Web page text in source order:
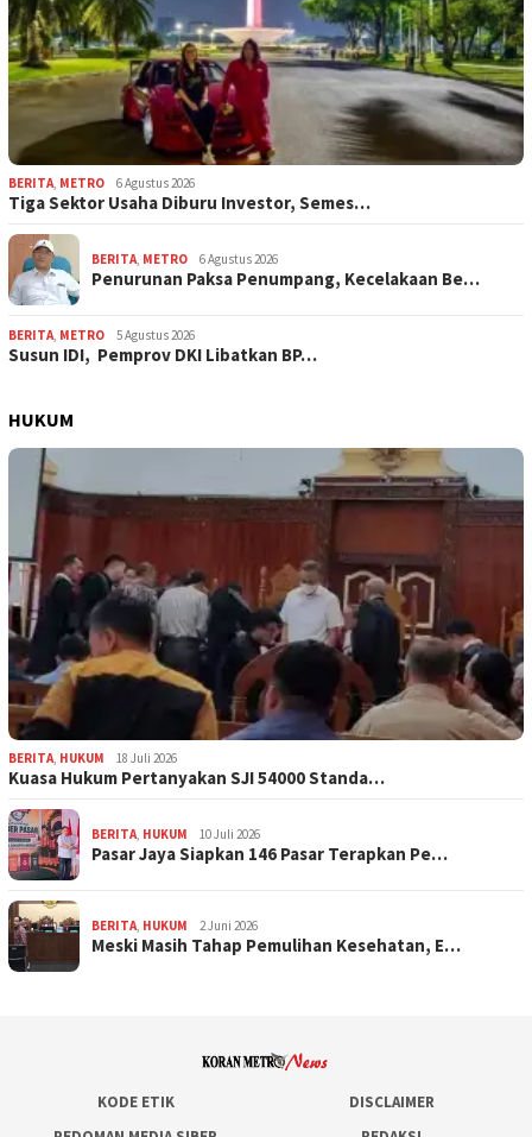
BERITA, METRO 6 Agustus 2026
Tiga Sektor Usaha Diburu Investor, Semes…
BERITA, METRO 6 Agustus 2026
Penurunan Paksa Penumpang, Kecelakaan Be…
BERITA, METRO 5 Agustus 2026
Susun IDI, Pemprov DKI Libatkan BP…
HUKUM
BERITA, HUKUM 18 Juli 2026
Kuasa Hukum Pertanyakan SJI 54000 Standa…
BERITA, HUKUM 10 Juli 2026
Pasar Jaya Siapkan 146 Pasar Terapkan Pe…
BERITA, HUKUM 2 Juni 2026
Meski Masih Tahap Pemulihan Kesehatan, E…
KODE ETIK
DISCLAIMER